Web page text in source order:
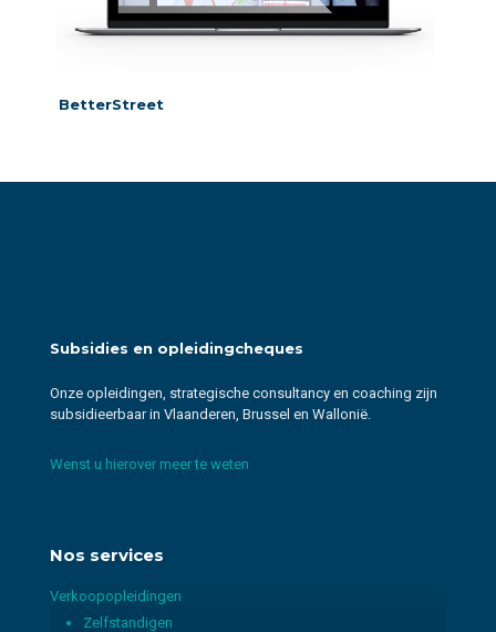
BetterStreet
Subsidies en opleidingcheques
Onze opleidingen, strategische consultancy en coaching zijn
subsidieerbaar in Vlaanderen, Brussel en Wallonië.
Wenst u hierover meer te weten
Nos services
Verkoopopleidingen
Zelfstandigen